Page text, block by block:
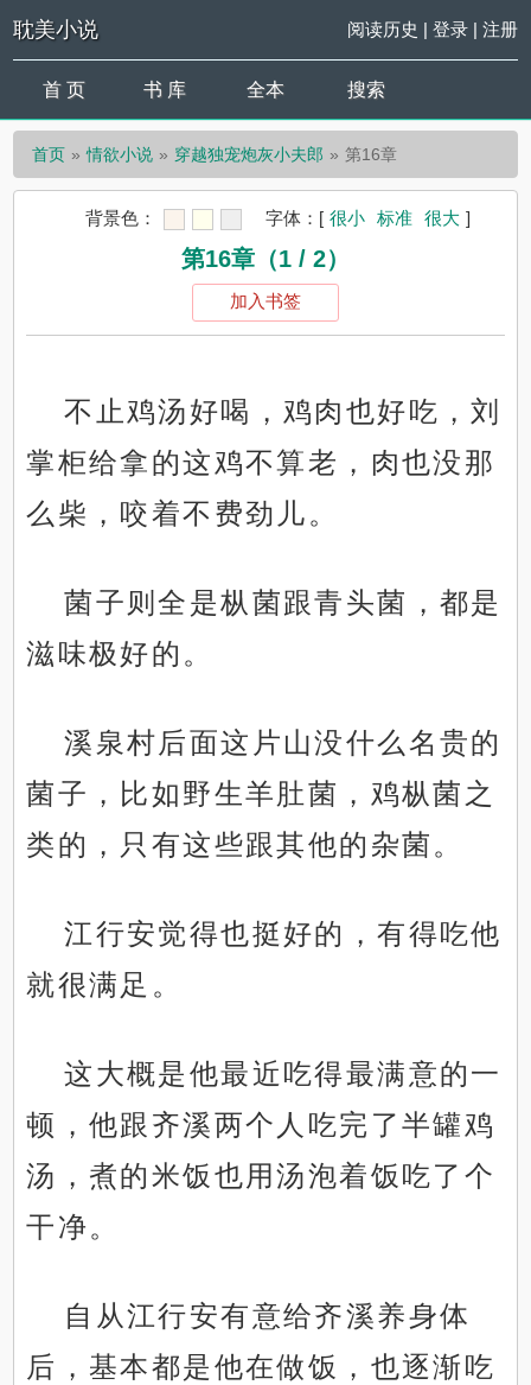
耽美小说 阅读历史 | 登录| 注册
首 页 书 库 全本 搜索
首页 情欲小说 穿越独宠炮灰小夫郎 第16章
背景色： 字体： [ 很小 标准 很大 ]
第16章（1 / 2）
加入书签
不止鸡汤好喝，鸡肉也好吃，刘
掌柜给拿的这鸡不算老，肉也没那
么柴，咬着不费劲儿。
菌子则全是枞菌跟青头菌，都是
滋味极好的。
溪泉村后面这片山没什么名贵的
菌子，比如野生羊肚菌，鸡枞菌之
类的，只有这些跟其他的杂菌。
江行安觉得也挺好的，有得吃他
就很满足。
这大概是他最近吃得最满意的一
顿，他跟齐溪两个人吃完了半罐鸡
汤，煮的米饭也用汤泡着饭吃了个
干净。
自从江行安有意给齐溪养身体
后，基本都是他在做饭，也逐渐吃